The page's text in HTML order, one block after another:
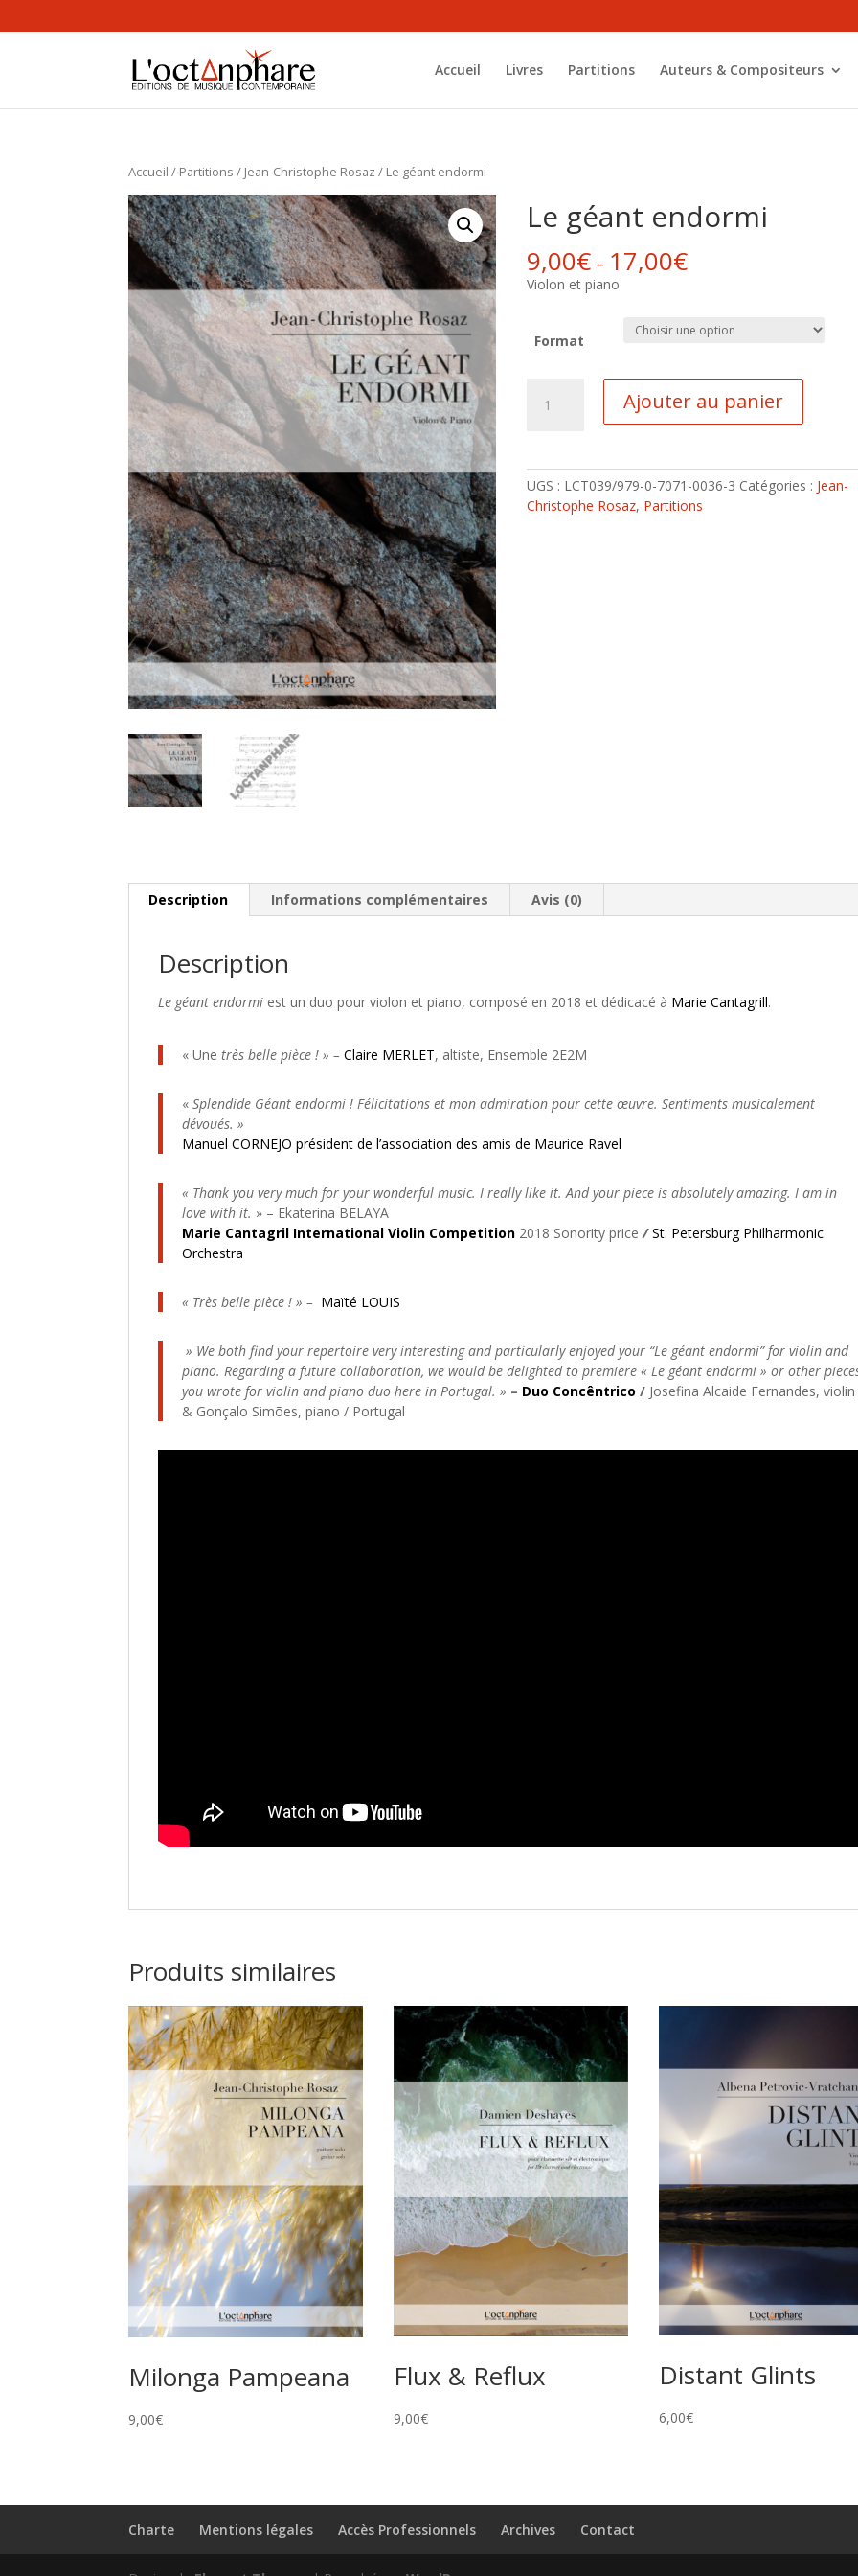
Accueil Livres Partitions Auteurs & Compositeurs
Accueil / Partitions / Jean-Christophe Rosaz / Le géant endormi
Le géant endormi
9,00€– 17,00€
Violon et piano
Format
endormi
Ajouter au panier
UGS : LCT039/979-0-7071-0036-3 Catégories : Jean-
Christophe Rosaz, Partitions
Description Informations complémentaires Avis (0)
Description
Le géant endormi est un duo pour violon et piano, composé en 2018 et dédicacé à Marie Cantagrill.
« Unetrès belle pièce ! » – Claire MERLET, altiste, Ensemble 2E2M
«Splendide Géant endormi ! Félicitations et mon admiration pour cette œuvre. Sentiments musicalement
dévoués. »
Manuel CORNEJO président de l’association des amis de Maurice Ravel
« Thank you very much for your wonderful music. I really like it. And your piece is absolutely amazing. I am in
love with it. » – Ekaterina BELAYA
Marie Cantagril International Violin Competition 2018 Sonority price/St. Petersburg Philharmonic
Orchestra
« Très belle pièce ! » – Maïté LOUIS
» We both find your repertoire very interesting and particularly enjoyed your “Le géant endormi” for violin and
piano. Regarding a future collaboration, we would be delighted to premiere « Le géant endormi » or other
you wrote for violin and piano duo here in Portugal. » – Duo Concêntrico / Josefina Alcaide Fernandes, violin
& Gonçalo Simões, piano / Portugal
Produits similaires
Milonga Pampeana
9,00€
Flux & Reflux
9,00€
Distant Glints
6,00€
Charte Mentions légales Accès Professionnels Archives Contact